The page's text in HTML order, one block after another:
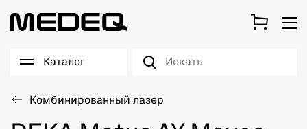
Каталог
Комбинированный лазер